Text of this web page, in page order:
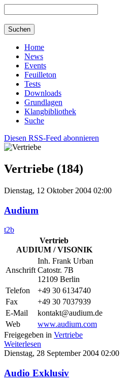
Home
News
Events
Feuilleton
Tests
Downloads
Grundlagen
Klangbibliothek
Suche
Diesen RSS-Feed abonnieren
Vertriebe (184)
Dienstag, 12 Oktober 2004 02:00
Audium
t2b
Vertrieb
AUDIUM / VISONIK
Anschrift
Inh. Frank Urban
Catostr. 7B
12109 Berlin
Telefon
+49 30 6134740
Fax
+49 30 7037939
E-Mail
kontakt@audium.de
Web
www.audium.com
Freigegeben in Vertriebe
Weiterlesen
Dienstag, 28 September 2004 02:00
Audio Exklusiv